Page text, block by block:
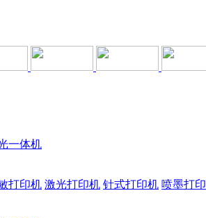
一体机
打印机 激光打印机 针式打印机 喷墨打